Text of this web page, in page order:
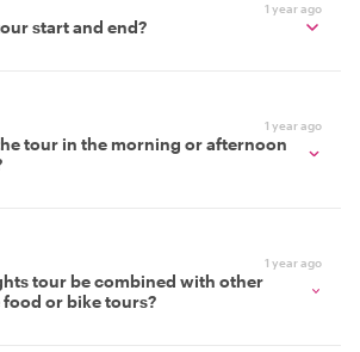
1 year ago
start and end?
1 year ago
tour in the morning or afternoon
1 year ago
tour be combined with other
or bike tours?